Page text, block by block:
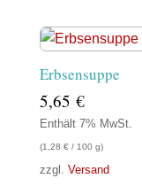
Erbsensuppe
5,65 €
Enthält 7% MwSt.
(1,28 €/ 100 g)
zzgl. Versand